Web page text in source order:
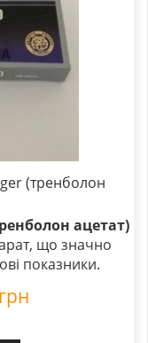
(тренболон
ацетат)
що значно
показники.
грн